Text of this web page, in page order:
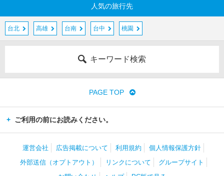
人気の旅行先
台北 高雄 台南 台中 桃園
キーワード検索
PAGE TOP
ご利用の前にお読みください。
運営会社 広告掲載について 利用規約
個人情報保護方針
外部送信（オプトアウト）
リンクについて
グループサイト